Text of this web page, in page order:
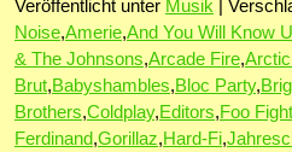
Veröffentlicht unter Musik
Noise,Amerie,And You Will Know
& The Johnsons,Arcade Fire,
Brut,Babyshambles,Bloc Party,
Brothers,Coldplay,Editors,Foo
Ferdinand,Gorillaz,Hard-Fi,